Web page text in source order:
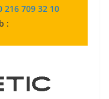
216 709 32 10
: